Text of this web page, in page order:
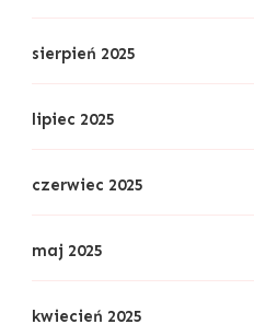
sierpień 2025
lipiec 2025
czerwiec 2025
maj 2025
kwiecień 2025